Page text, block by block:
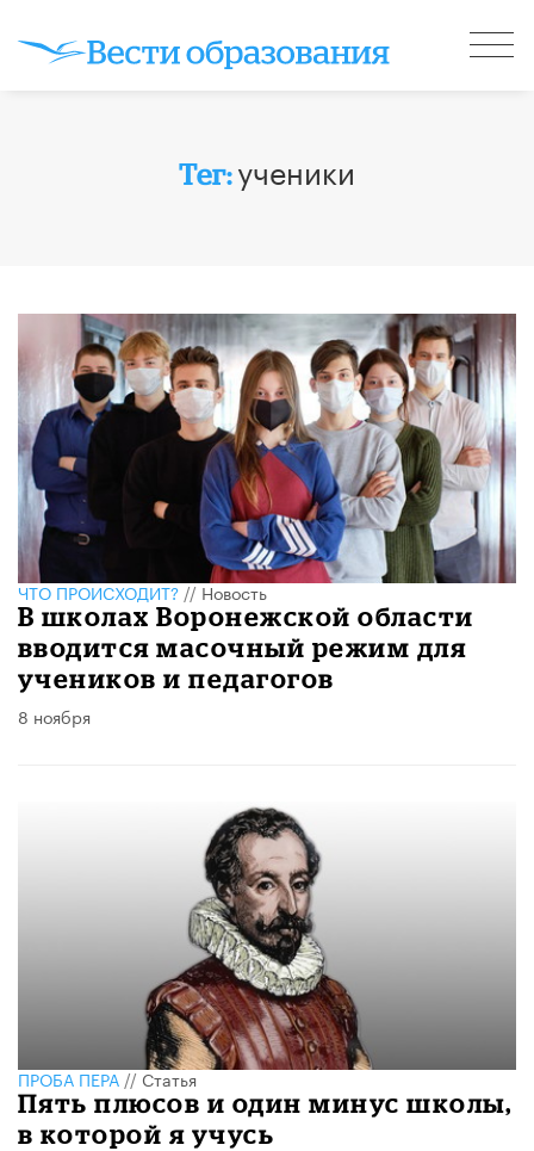
Тег:ученики
ЧТО ПРОИСХОДИТ?//Новость
В школах Воронежской области
вводится масочный режим для
учеников и педагогов
8 ноября
ПРОБА ПЕРА//Статья
Пять плюсов и один минус школы,
в которой я учусь